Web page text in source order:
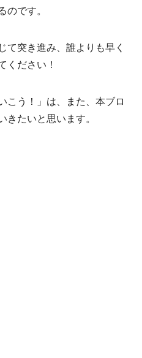
のです。
て突き進み、誰よりも早く
ください！
こう！」は、また、本ブロ
きたいと思います。